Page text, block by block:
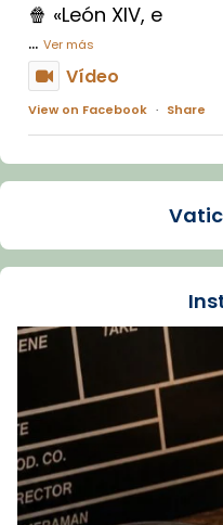
🍿 «León XIV, e
... Ver más
Vídeo
View on Facebook · Share
Arquebisbat
La Carmina va
dos mesos, a
Recupera
tican News 👇
07/carmina-
espana-testimoni...
Foto